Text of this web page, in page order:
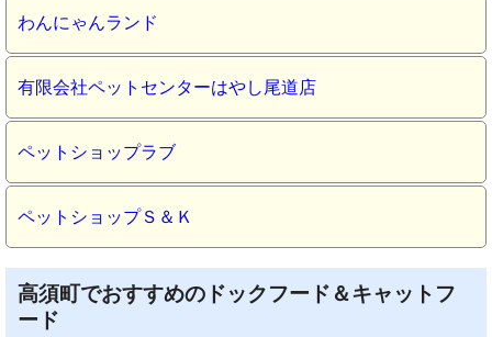
わんにゃんランド
有限会社ペットセンターはやし尾道店
ペットショップラブ
ペットショップＳ＆Ｋ
高須町でおすすめのドックフード＆キャットフ
ード